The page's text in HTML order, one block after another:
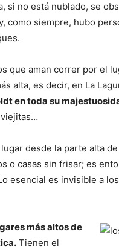
si no está nublado, se
como siempre, hubo
que aman correr por el
alta, es decir, en La
en toda su
viejitas…
desde la parte alta
o casas sin frisar; es
esencial es invisible a
más altos de
Tienen el